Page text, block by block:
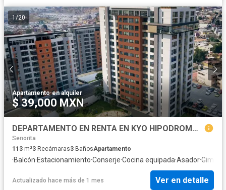
1/20
Apartamento·en alquiler
$ 39,000 MXN
DEPARTAMENTO EN RENTA EN KYO HIPODROMO TIJUANA
Senorita
113 m²3 Recámaras3 BañosApartamento
·Balcón·Estacionamiento·Conserje·Cocina equipada·Asador·
Actualizado hace más de 1 mes Ver en detalle